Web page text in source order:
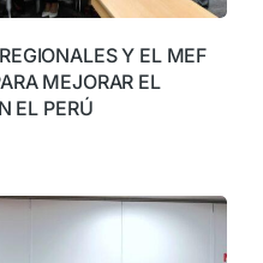
Y EL MEF
MEJORAR EL
EL PERÚ